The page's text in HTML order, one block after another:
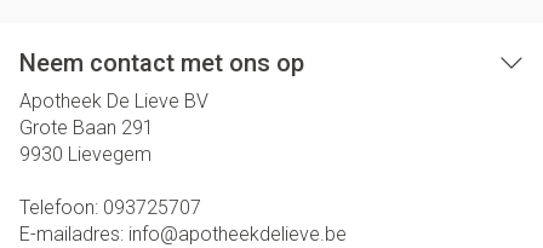
Neem contact met ons op
Apotheek De Lieve BV
Grote Baan 291
9930 Lievegem
Telefoon: 093725707
E-mailadres: info@apotheekdelieve.be